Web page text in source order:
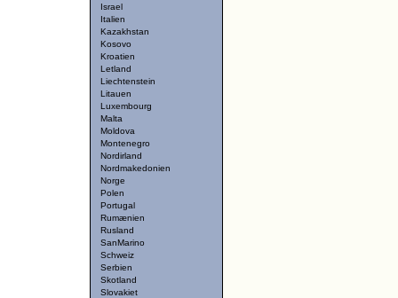
Israel
Italien
Kazakhstan
Kosovo
Kroatien
Letland
Liechtenstein
Litauen
Luxembourg
Malta
Moldova
Montenegro
Nordirland
Nordmakedonien
Norge
Polen
Portugal
Rumænien
Rusland
SanMarino
Schweiz
Serbien
Skotland
Slovakiet